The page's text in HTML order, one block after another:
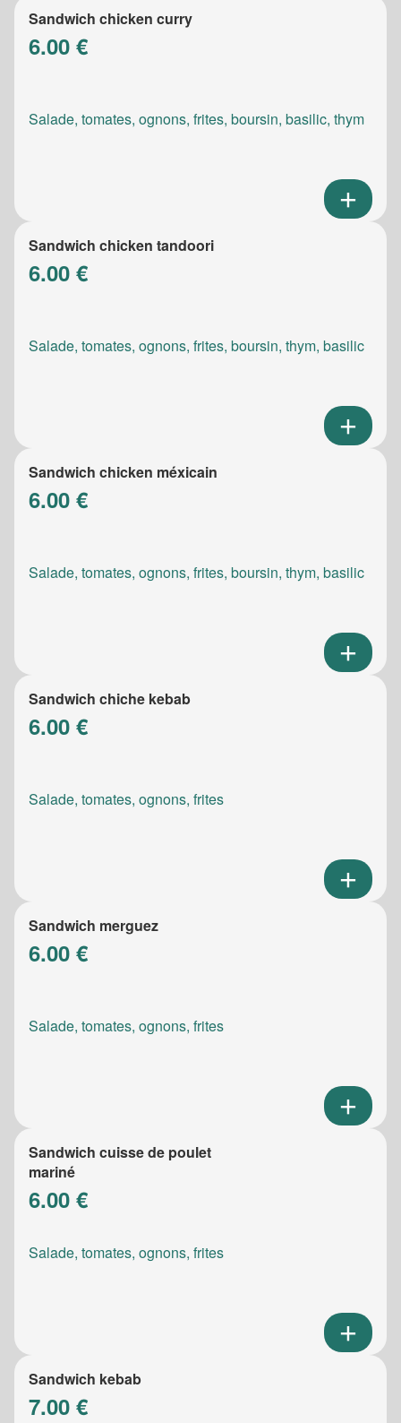
Sandwich chicken curry
6.00 €
Salade, tomates, ognons, frites, boursin, basilic, thym
Sandwich chicken tandoori
6.00 €
Salade, tomates, ognons, frites, boursin, thym, basilic
Sandwich chicken méxicain
6.00 €
Salade, tomates, ognons, frites, boursin, thym, basilic
Sandwich chiche kebab
6.00 €
Salade, tomates, ognons, frites
Sandwich merguez
6.00 €
Salade, tomates, ognons, frites
Sandwich cuisse de poulet
mariné
6.00 €
Salade, tomates, ognons, frites
Sandwich kebab
7.00 €